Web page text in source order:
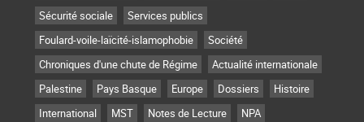
Sécurité sociale
Services publics
Foulard-voile-laïcité-islamophobie
Société
Chroniques d'une chute de Régime
Actualité internationale
Palestine
Pays Basque Europe Dossiers
Histoire
International
MST Notes de Lecture
NPA